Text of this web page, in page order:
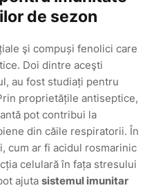
de sezon
şi compuși fenolici care
Doi dintre aceşti
au fost studiați pentru
proprietățile antiseptice,
pot contribui la
din căile respiratorii. În
cum ar fi acidul rosmarinic
celulară în fața stresului
ajuta sistemul imunitar